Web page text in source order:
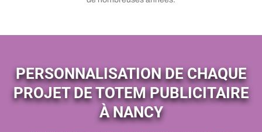
PERSONNALISATION DE CHAQUE
PROJET DE TOTEM PUBLICITAIRE
À NANCY